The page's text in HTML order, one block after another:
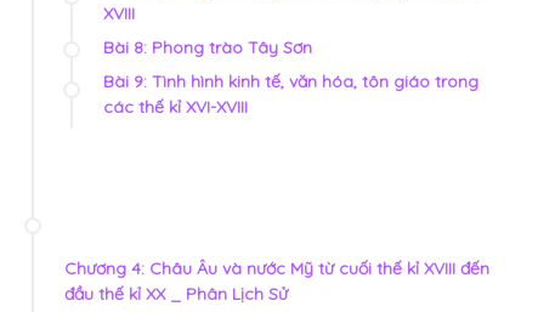
XVIII
Bài 8: Phong trào Tây Sơn
Bài 9: Tình hình kinh tế, văn hóa, tôn giáo trong
các thế kỉ XVI-XVIII
Chương 4: Châu Âu và nước Mỹ từ cuối thế kỉ XVIII đến
đầu thế kỉ XX _ Phân Lịch Sử